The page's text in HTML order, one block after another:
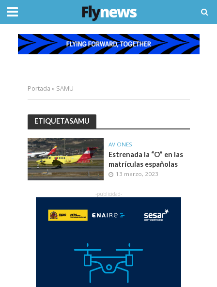
Portada » SAMU
ETIQUETASAMU
AVIONES
Estrenada la “O” en las
matrículas españolas
13 marzo, 2023